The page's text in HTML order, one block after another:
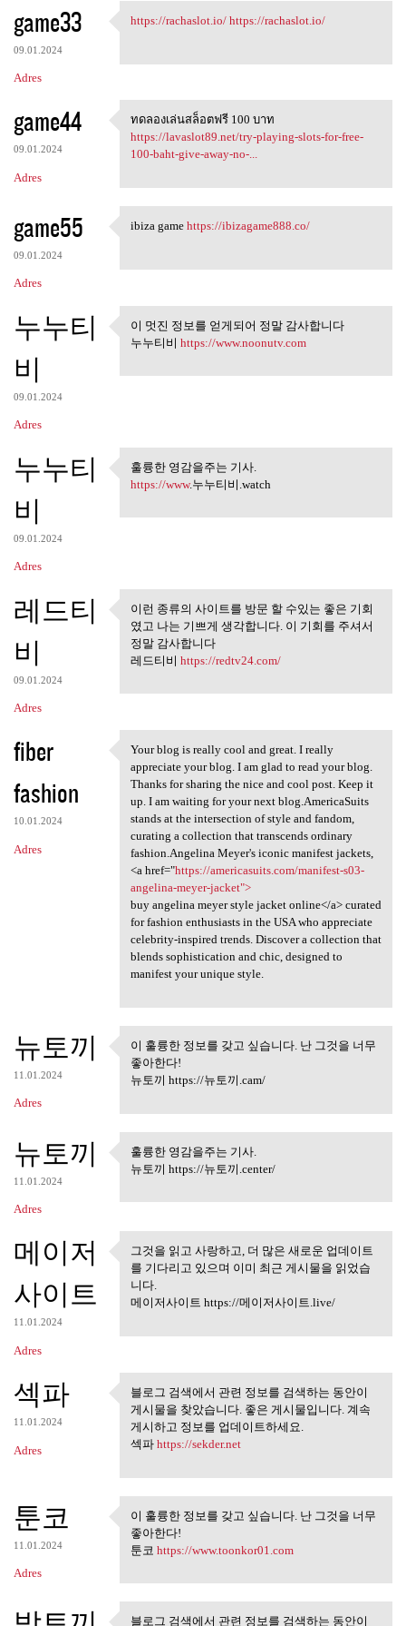
game33
09.01.2024
Adres
https://rachaslot.io/ https:/
https://rachaslot.io/ https://rachaslot.io/
game44
09.01.2024
Adres
ทดลองเล่นสล็อตฟรี 100 บาท
ทดลองเล่นสล็อตฟรี 100 บาท
https://lavaslot89.net/try-playing-slots-for-free-
100-baht-give-away-no-...
game55
09.01.2024
Adres
ibiza game https:/
ibiza game https://ibizagame888.co/
누누티
비
09.01.2024
Adres
이 멋진 정보를 얻게되어 정말 감
이 멋진 정보를 얻게되어 정말 감사합니다
누누티비 https://www.noonutv.com
누누티
비
09.01.2024
Adres
훌륭한 영감을주는 기사.
훌륭한 영감을주는 기사.
https://www.누누티비.watch
레드티
비
09.01.2024
Adres
이런 종류의 사이트를 방문 할 수
있는 좋은 기회 였고
이런 종류의 사이트를 방문 할 수있는 좋은 기회
였고 나는 기쁘게 생각합니다. 이 기회를 주셔서
정말 감사합니다
레드티비 https://redtv24.com/
fiber
fashion
10.01.2024
Adres
Your blog is really cool and
Your blog is really cool and great. I really
appreciate your blog. I am glad to read your blog.
Thanks for sharing the nice and cool post. Keep it
up. I am waiting for your next blog.AmericaSuits
stands at the intersection of style and fandom,
curating a collection that transcends ordinary
fashion.Angelina Meyer's iconic manifest jackets,
<a href="https://americasuits.com/manifest-s03-
angelina-meyer-jacket">
buy angelina meyer style jacket online</a> curated
for fashion enthusiasts in the USA who appreciate
celebrity-inspired trends. Discover a collection that
blends sophistication and chic, designed to
manifest your unique style.
뉴토끼
11.01.2024
Adres
이 훌륭한 정보를 갖고 싶습니다.
난 그것을 너무
이 훌륭한 정보를 갖고 싶습니다. 난 그것을 너무
좋아한다!
뉴토끼 https://뉴토끼.cam/
뉴토끼
11.01.2024
Adres
훌륭한 영감을주는 기사.
훌륭한 영감을주는 기사.
뉴토끼 https://뉴토끼.center/
메이저
사이트
11.01.2024
Adres
그것을 읽고 사랑하고, 더 많은 새
로운 업데이트를
그것을 읽고 사랑하고, 더 많은 새로운 업데이트
를 기다리고 있으며 이미 최근 게시물을 읽었습
니다.
메이저사이트 https://메이저사이트.live/
섹파
11.01.2024
Adres
블로그 검색에서 관련 정보를 검
색하는 동안이 게시물을
블로그 검색에서 관련 정보를 검색하는 동안이
게시물을 찾았습니다. 좋은 게시물입니다. 계속
게시하고 정보를 업데이트하세요.
섹파 https://sekder.net
툰코
11.01.2024
Adres
이 훌륭한 정보를 갖고 싶습니다.
난 그것을 너무
이 훌륭한 정보를 갖고 싶습니다. 난 그것을 너무
좋아한다!
툰코 https://www.toonkor01.com
블로그 검색에서 관련 정보를 검색하는 동안이